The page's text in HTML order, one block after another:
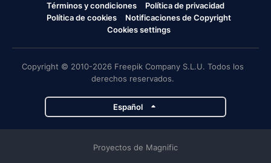
Términos y condiciones
Política de privacidad
Política de cookies
Notificaciones de Copyright
Cookies settings
Copyright © 2010-2026 Freepik Company S.L.U. Todos los
derechos reservados.
Español
Proyectos de Magnific